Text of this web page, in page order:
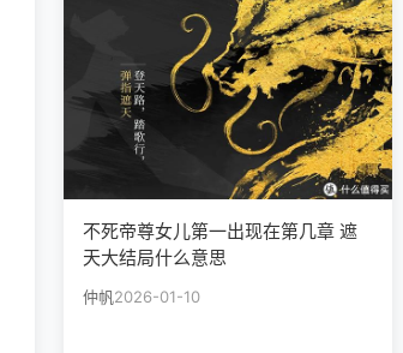
不死帝尊女儿第一出现在第几章 遮
天大结局什么意思
仲帆2026-01-10